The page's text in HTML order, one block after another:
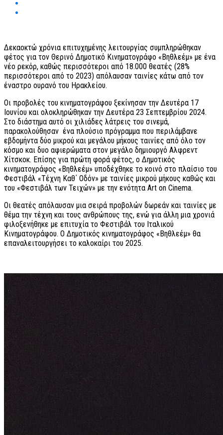
Δεκαοκτώ χρόνια επιτυχημένης λειτουργίας συμπληρώθηκαν
φέτος για τον Θερινό Δημοτικό Κινηματογράφο «Βηθλεέμ» με ένα
νέο ρεκόρ, καθώς περισσότεροι από 18.000 θεατές (28%
περισσότεροι από το 2023) απόλαυσαν ταινίες κάτω από τον
έναστρο ουρανό του Ηρακλείου.
Οι προβολές του κινηματογράφου ξεκίνησαν την Δευτέρα 17
Ιουνίου και ολοκληρώθηκαν την Δευτέρα 23 Σεπτεμβρίου 2024.
Στο διάστημα αυτό οι χιλιάδες λάτρεις του σινεμά,
παρακολούθησαν ένα πλούσιο πρόγραμμα που περιλάμβανε
εβδομήντα δύο μικρού και μεγάλου μήκους ταινίες από όλο τον
κόσμο και δυο αφιερώματα στον μεγάλο δημιουργό Αλφρεντ
Χίτσκοκ. Επίσης για πρώτη φορά φέτος, ο Δημοτικός
κινηματογράφος «Βηθλεέμ» υποδέχθηκε το κοινό στο πλαίσιο του
Φεστιβάλ «Τέχνη Καθ΄ Οδόν» με ταινίες μικρού μήκους καθώς και
του «Φεστιβάλ των Τειχών» με την ενότητα Art on Cinema.
Oι θεατές απόλαυσαν μια σειρά προβολών δωρεάν και ταινίες με
θέμα την τέχνη και τους ανθρώπους της, ενώ για άλλη μια χρονιά
φιλοξενήθηκε με επιτυχία το Φεστιβάλ του Ιταλικού
Κινηματογράφου. Ο Δημοτικός κινηματογράφος «Βηθλεέμ» θα
επαναλειτουργήσει το καλοκαίρι του 2025.